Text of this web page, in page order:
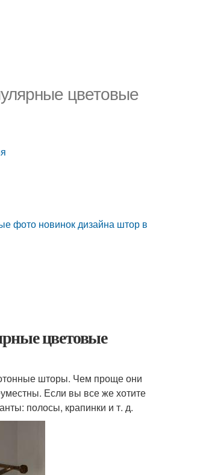
цветовые
фото новинок дизайна штор в
цветовые
шторы. Чем проще они
Если вы все же хотите
полосы, крапинки и т. д.